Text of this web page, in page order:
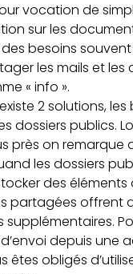
vocation de
sur les
des besoins
les mails et
« info ».
2 solutions, les
dossiers publics.
près on remarque
les dossiers
des éléments
partagées offrent
depuis une
êtes obligés